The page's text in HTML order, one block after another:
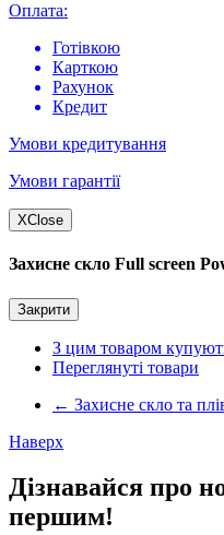
Оплата:
Готівкою
Карткою
Рахунок
Кредит
Умови кредитування
Умови гарантії
XClose
Захисне скло Full screen
Закрити
З цим товаром
Переглянуті товари
← Захисне скло та
Наверх
Дізнавайся про
першим!